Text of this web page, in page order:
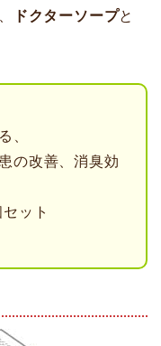
ドクターソープと
、
の改善、消臭効
ット